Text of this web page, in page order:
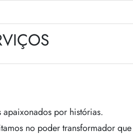
apaixonados por histórias.
no poder transformador